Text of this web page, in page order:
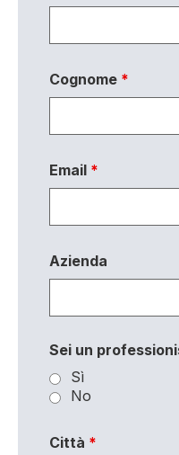
Cognome *
Email *
Azienda
Sei un
Sì
No
Città *